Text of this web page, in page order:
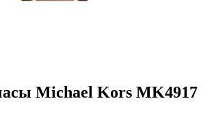
Michael Kors MK4917